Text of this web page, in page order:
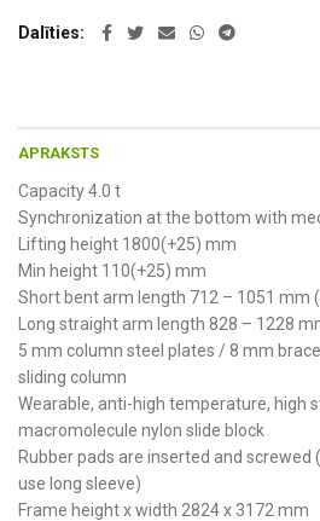
Dalīties
APRAKSTS
Capacity 4.0 t
Synchronization at the bottom with
Lifting height 1800(+25) mm
Min height 110(+25) mm
Short bent arm length 712 – 1051 mm
Long straight arm length 828 – 1228
5 mm column steel plates / 8 mm
sliding column
Wearable, anti-high temperature, high
macromolecule nylon slide block
Rubber pads are inserted and screwed
use long sleeve)
Frame height x width 2824 x 3172 mm